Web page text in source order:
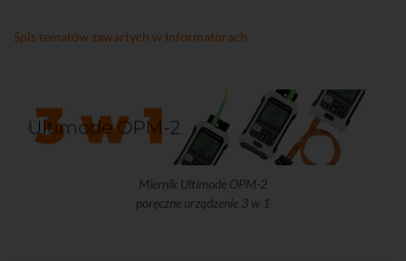
Spis tematów zawartych w Informatorach
Miernik Ultimode OPM-2
poręczne urządzenie 3 w 1